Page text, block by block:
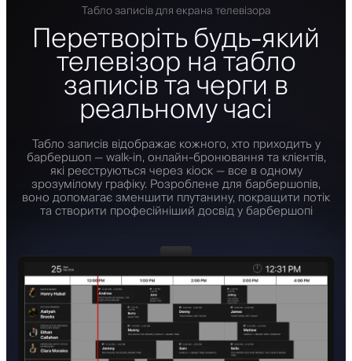
Табло записів для екрана телевізора
Перетворіть будь-який
телевізор на табло
записів та черги в
реальному часі
Табло записів відображає кожного, хто приходить у
барбершоп — walk-in, онлайн-бронювання та клієнтів,
які реєструються через кіоск — все в одному
зрозумілому графіку. Розроблене для барбершопів,
воно допомагає зменшити плутанину, покращити потік
та створити професійніший досвід у барбершопі